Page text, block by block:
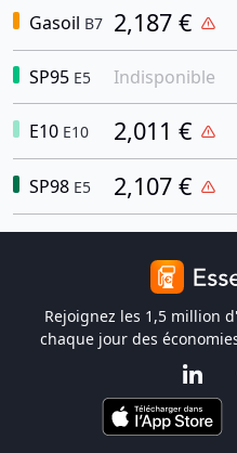
Gasoil B7 2,187 €
SP95 E5 Indisponible
E10 E10 2,011 €
SP98 E5 2,107 €
Rejoignez les 1,5 million
chaque jour des